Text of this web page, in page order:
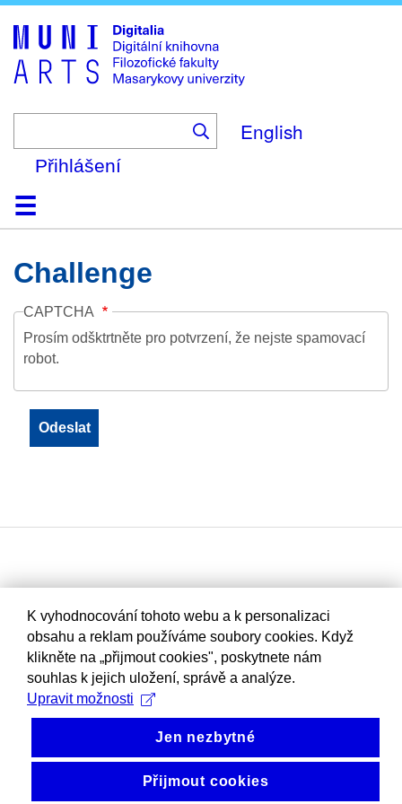
to
main
content
English
Přihlášení
DomůKolekce
Prohlížení
Vyhledávání
O platformě
Nápověda
KontaktDigitalia
Challenge
CAPTCHA
Prosím odšktrtněte pro potvrzení, že nejste spamovací
robot.
K vyhodnocování tohoto webu a k personalizaci
obsahu a reklam používáme soubory cookies. Když
klikněte na „přijmout cookies", poskytnete nám
souhlas k jejich uložení, správě a analýze.
Upravit možnosti
Jen nezbytné
Přijmout cookies